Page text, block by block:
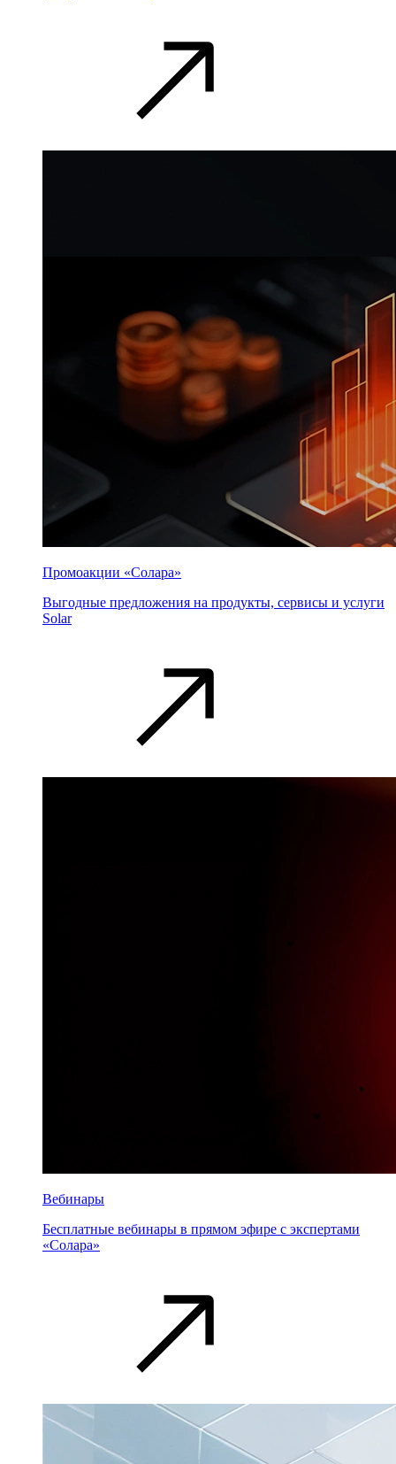
Промоакции «Солара»
Выгодные предложения на продукты, сервисы и услуги
Solar
Вебинары
Бесплатные вебинары в прямом эфире с экспертами
«Солара»